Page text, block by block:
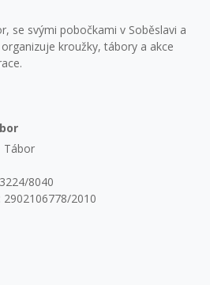
se svými pobočkami v Soběslavi a
kroužky, tábory a akce
Tábor
8040
2010